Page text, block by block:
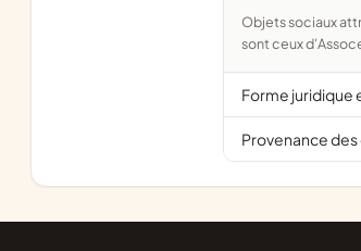
Objets sociaux attribués par l'administration d'après l'objet déclaré ; activité NAF attribuée par l'INSEE. Les noms courts
sont ceux
Forme juridique
Provenance